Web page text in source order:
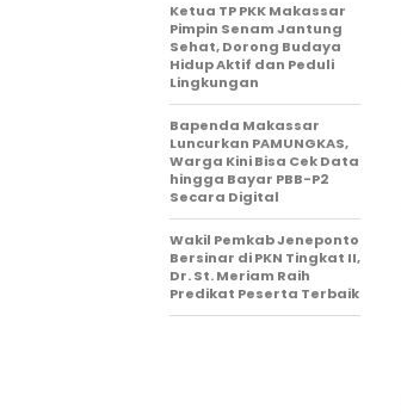
Ketua TP PKK Makassar
Pimpin Senam Jantung
Sehat, Dorong Budaya
Hidup Aktif dan Peduli
Lingkungan
Bapenda Makassar
Luncurkan PAMUNGKAS,
Warga Kini Bisa Cek Data
hingga Bayar PBB-P2
Secara Digital
Wakil Pemkab Jeneponto
Bersinar di PKN Tingkat II,
Dr. St. Meriam Raih
Predikat Peserta Terbaik